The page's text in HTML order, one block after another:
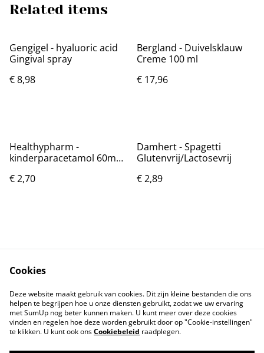
Related items
Gengigel - hyaluoric acid
Gingival spray
€ 8,98
Bergland - Duivelsklauw
Creme 100 ml
€ 17,96
Healthypharm -
kinderparacetamol 60mg
€ 2,70
Damhert - Spagetti
Glutenvrij/Lactosevrij
€ 2,89
Contact
Voorwaarden
Privacybeleid
Cookiebeleid
Cookies
Deze website maakt gebruik van cookies. Dit zijn kleine bestanden die ons
helpen te begrijpen hoe u onze diensten gebruikt, zodat we uw ervaring
met SumUp nog beter kunnen maken. U kunt meer over deze cookies
vinden en regelen hoe deze worden gebruikt door op "Cookie-instellingen"
te klikken. U kunt ook onsCookiebeleid raadplegen.